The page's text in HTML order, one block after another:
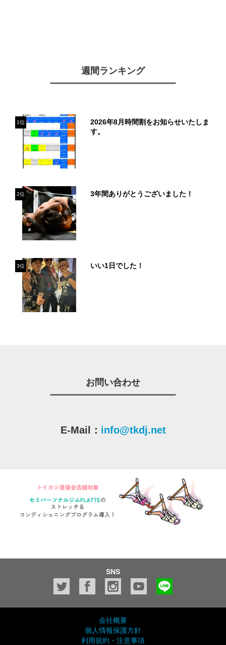
週間ランキング
1位
2026年8月時間割をお知らせいたしま
す。
2位 3年間ありがとうございました！
3位 いい1日でした！
お問い合わせ
E-Mail： info@tkdj.net
SNS
会社概要
個人情報保護方針
利用規約・注意事項